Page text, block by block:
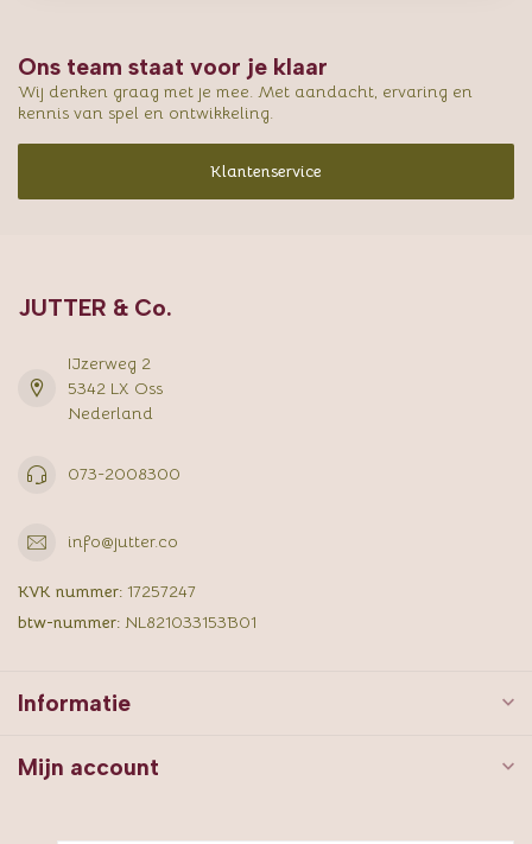
Ons team staat voor je klaar
Wij denken graag met je mee. Met aandacht, ervaring en
kennis van spel en ontwikkeling.
Klantenservice
JUTTER & Co.
IJzerweg 2
5342 LX Oss
Nederland
073-2008300
info@jutter.co
KVK nummer: 17257247
btw-nummer: NL821033153B01
Informatie
Mijn account